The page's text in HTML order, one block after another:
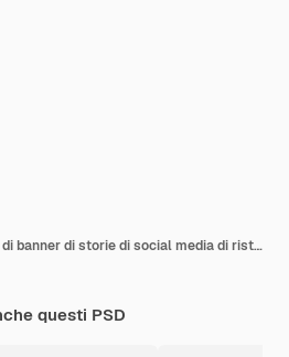
Collezione di modelli di banner di storie di social media di ristoranti semplici
questi PSD